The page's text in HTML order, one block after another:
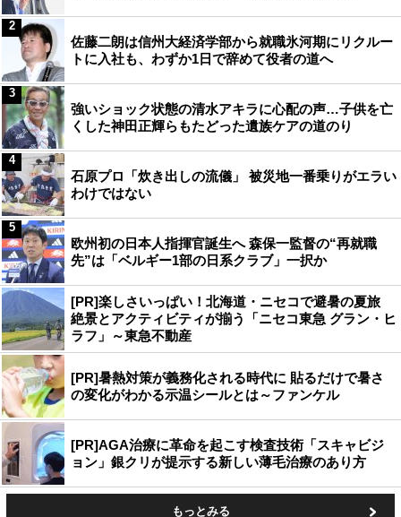
佐藤二朗は信州大経済学部から就職氷河期にリクルー
トに入社も、わずか1日で辞めて役者の道へ
2
強いショック状態の清水アキラに心配の声…子供を亡
くした神田正輝らもたどった遺族ケアの道のり
3
石原プロ「炊き出しの流儀」 被災地一番乗りがエラい
わけではない
4
欧州初の日本人指揮官誕生へ 森保一監督の“再就職
先”は「ベルギー1部の日系クラブ」一択か
5
[PR]楽しさいっぱい！北海道・ニセコで避暑の夏旅
絶景とアクティビティが揃う「ニセコ東急 グラン・ヒ
ラフ」～東急不動産
[PR]暑熱対策が義務化される時代に 貼るだけで暑さ
の変化がわかる示温シールとは～ファンケル
[PR]AGA治療に革命を起こす検査技術「スキャビジ
ョン」銀クリが提示する新しい薄毛治療のあり方
もっとみる